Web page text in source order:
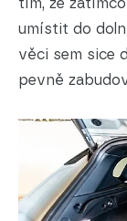
umístit do
věci sem sice
pevně